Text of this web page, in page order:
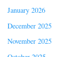
January 2026
December 2025
November 2025